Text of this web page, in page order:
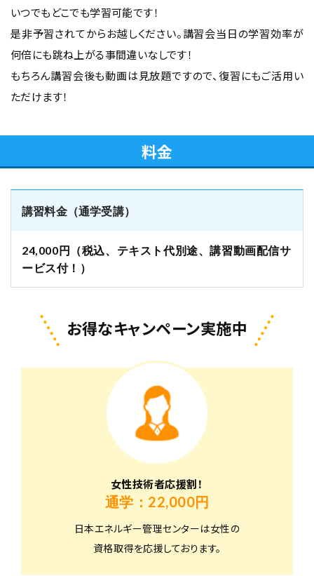
いつでもどこでも学習可能です！
是非予習されてからお越しください。講習会当日の学習効率が
何倍にも跳ね上がる事間違いなしです！
もちろん講習会後も動画は見放題ですので、復習にもご活用い
ただけます！
料金
講習料金（通学受講）
24,000円（税込、テキスト代別途、講習動画配信サ
ービス付！）
お得なキャンペーン実施中
女性技術者応援割！
通学：22,000円
日本エネルギー管理センターは女性の
資格取得を応援しております。